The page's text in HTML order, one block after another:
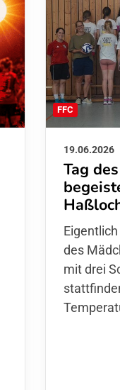
FFC
19.06.2026
Tag
des
mit drei